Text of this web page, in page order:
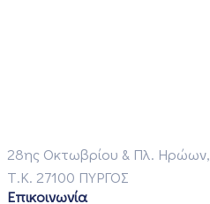
28ης Οκτωβρίου & Πλ. Ηρώων,
Τ.Κ. 27100 ΠΥΡΓΟΣ
Επικοινωνία